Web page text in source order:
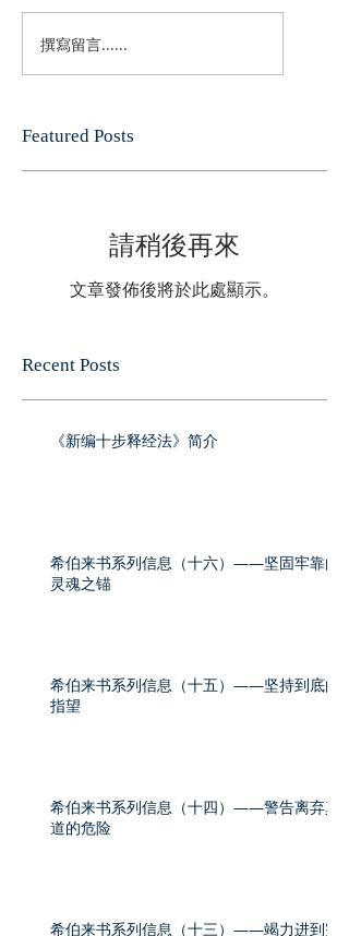
撰寫留言......
Featured Posts
請稍後再來
文章發佈後將於此處顯示。
Recent Posts
《新编十步释经法》简介
希伯来书系列信息（十六）——坚固牢靠的
灵魂之锚
希伯来书系列信息（十五）——坚持到底的
指望
希伯来书系列信息（十四）——警告离弃真
道的危险
希伯来书系列信息（十三）——竭力进到完